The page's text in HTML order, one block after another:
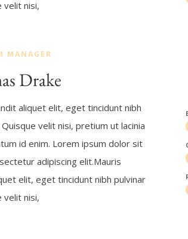
velit nisi,
MANAGER
Drake
aliquet elit, eget tincidunt nibh
Quisque velit nisi, pretium ut lacinia
id enim. Lorem ipsum dolor sit
adipiscing elit.Mauris
elit, eget tincidunt nibh pulvinar
velit nisi,